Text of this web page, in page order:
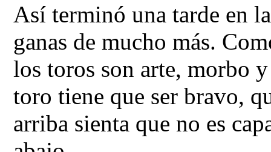
Así terminó una tarde en
ganas de mucho más.
los toros son arte, morbo
toro tiene que ser bravo,
arriba sienta que no es